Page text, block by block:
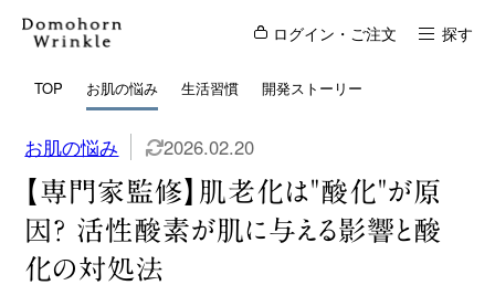
ログイン・ご注文 探す
TOP お肌の悩み 生活習慣 開発ストーリー
お肌の悩み 2026.02.20
【専門家監修】肌老化は"酸化"が原
因？ 活性酸素が肌に与える影響と酸
化の対処法